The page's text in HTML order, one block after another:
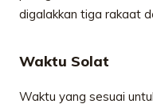
digalakkan tiga rakaat
Waktu Solat
Waktu yang sesuai